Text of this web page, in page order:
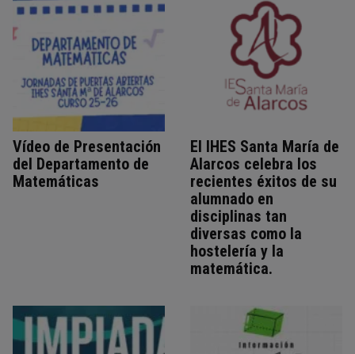
Vídeo de Presentación
del Departamento de
Matemáticas
El IHES Santa María de
Alarcos celebra los
recientes éxitos de su
alumnado en
disciplinas tan
diversas como la
hostelería y la
matemática.